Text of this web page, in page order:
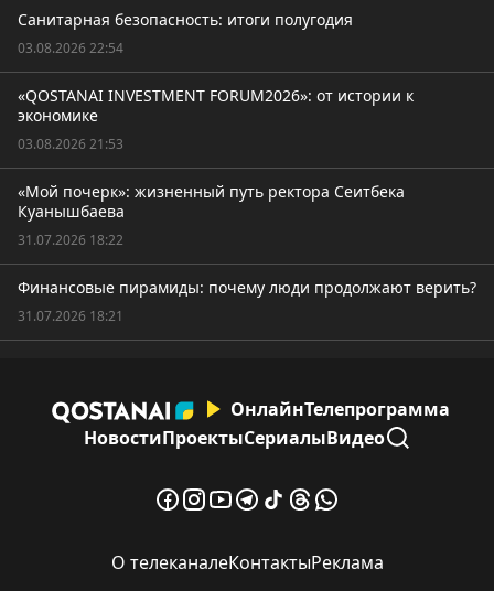
Санитарная безопасность: итоги полугодия
03.08.2026 22:54
«QOSTANAI INVESTMENT FORUM2026»: от истории к
экономике
03.08.2026 21:53
«Мой почерк»: жизненный путь ректора Сеитбека
Куанышбаева
31.07.2026 18:22
Финансовые пирамиды: почему люди продолжают верить?
31.07.2026 18:21
ОнлайнТелепрограмма
НовостиПроектыСериалыВидео
О телеканалеКонтактыРеклама